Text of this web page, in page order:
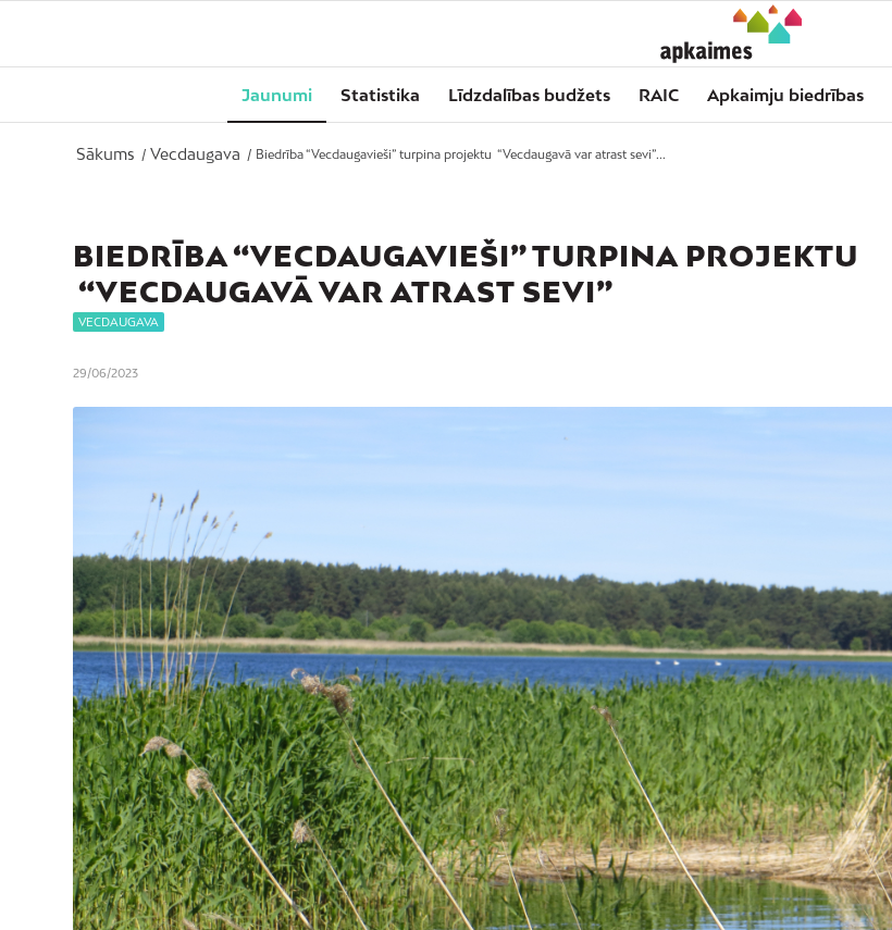
Jaunumi Statistika Līdzdalības budžets RAIC Apkaimju biedrības
Sākums / Vecdaugava / Biedrība “Vecdaugavieši” turpina projektu “Vecdaugavā var atrast sevi”...
BIEDRĪBA “VECDAUGAVIEŠI” TURPINA PROJEKTU
“VECDAUGAVĀ VAR ATRAST SEVI”
VECDAUGAVA
29/06/2023